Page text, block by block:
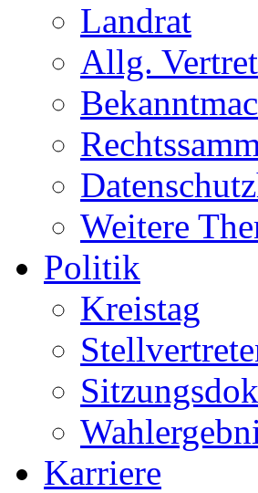
Landrat
Allg.
Weitere
Politik
Kreistag
Karriere